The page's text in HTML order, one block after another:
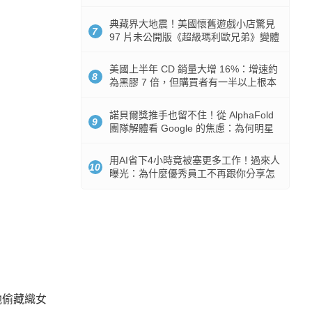
藏織女
7
典藏界大地震！美國懷舊遊戲小店驚見
97 片未公開版《超級瑪利歐兄弟》變體
8
美國上半年 CD 銷量大增 16%：增速約
為黑膠 7 倍，但購買者有一半以上根本
9
諾貝爾獎推手也留不住！從 AlphaFold
團隊解體看 Google 的焦慮：為何明星
10
用AI省下4小時竟被塞更多工作！過來人
曝光：為什麼優秀員工不再跟你分享怎